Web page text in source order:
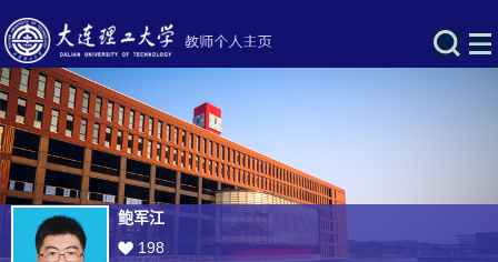
鲍军江
198